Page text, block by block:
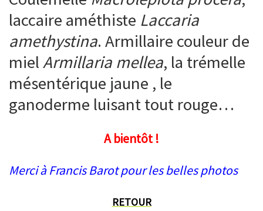
laccaire améthiste Laccaria
amethystina. Armillaire couleur de
mielArmillaria mellea, la trémelle
mésentérique jaune , le
ganoderme luisant tout rouge…
A bientôt !
Merci à Francis Barot pour les belles photos
RETOUR